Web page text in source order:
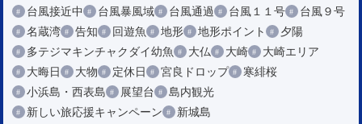
台風接近中
台風暴風域 台風通過 台風１１号
台風９号
名蔵湾
告知 回遊魚 地形 地形ポイント
夕陽
多テジマキンチャクダイ幼魚
大仏 大崎
大崎エリア
大晦日
大物 定休日 宮良ドロップ
寒緋桜
小浜島・西表島
展望台
島内観光
新しい旅応援キャンペーン
新城島